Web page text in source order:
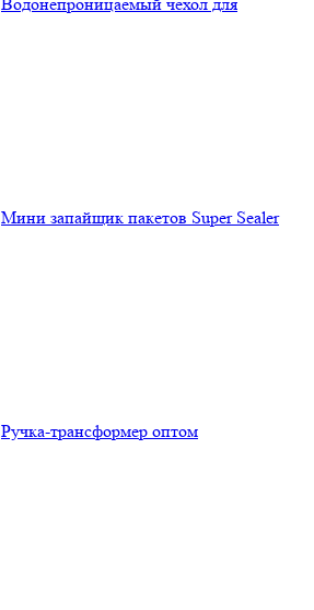
Мини запайщик пакетов Super Sealer
Ручка-трансформер оптом